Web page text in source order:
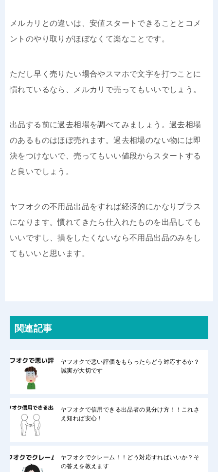
メルカリとの違いは、安値スタートできることとコメ
ントのやり取りがほぼなくて楽なことです。
ただし早く売りたい場合やスマホで文字を打つことに
慣れているなら、メルカリで売ってもいいでしょう。
出品する前に過去相場を調べてみましょう。過去相場
のあるものはほぼ売れます。過去相場のない物には即
決をつけないで、売ってもいい値段からスタートする
と良いでしょう。
ヤフオクの不用品出品をすれば経済的にかなりプラス
になります。慣れてきたら仕入れたものを出品しても
いいですし、損をしたくないなら不用品出品のみをし
てもいいと思います。
関連記事
ヤフオクで悪い評価をもらったらどう対応するか？
誠実が大切です
ヤフオクで信用できる出品者の見分け方！！これさ
え知れば安心！
ヤフオクでクレーム！！どう対応すればいいか？そ
の答えを教えます